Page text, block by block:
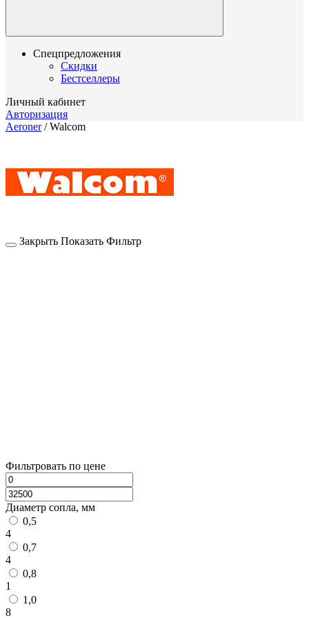
Спецпредложения
Скидки
Бестселлеры
Личный кабинет
Авторизация
Aeroner/Walcom
Закрыть Показать Фильтр
Фильтровать по цене
Диаметр сопла, мм
0,5
4
0,7
4
0,8
1
1,0
8